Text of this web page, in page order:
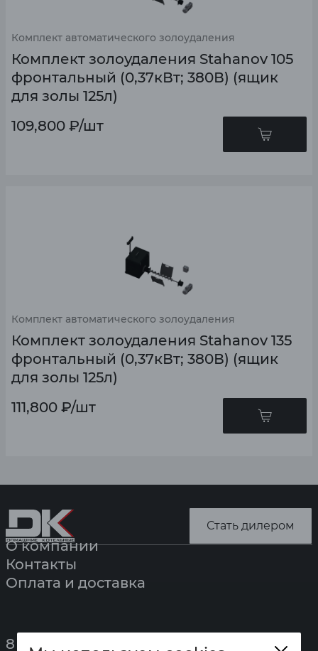
Комплект автоматического золоудаления
Комплект золоудаления Stahanov 105
фронтальный (0,37кВт; 380В) (ящик
для золы 125л)
109,800 ₽/шт
Комплект автоматического золоудаления
Комплект золоудаления Stahanov 135
фронтальный (0,37кВт; 380В) (ящик
для золы 125л)
111,800 ₽/шт
Стать дилером
О компании
Контакты
Оплата и доставка
8 (391) 247-7777